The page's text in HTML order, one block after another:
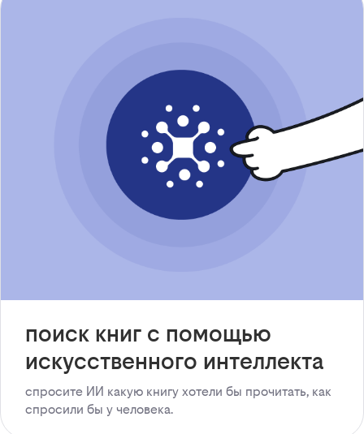
поиск книг с помощью
искусственного интеллекта
спросите ИИ какую книгу хотели бы прочитать, как
спросили бы у человека.